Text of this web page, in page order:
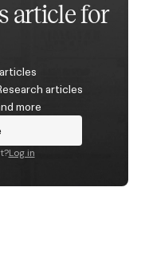
article for
articles
more
Log in